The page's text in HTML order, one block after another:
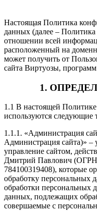
Настоящая Политика
данных (далее –
отношении всей
расположенный на
может получить от
сайта Виртуозы,
1.
1.1 В настоящей
используются следующие
1.1.1. «Администрация
Администрация сайта)» –
управление сайтом,
Дмитрий Павлович
784100319408), которые
обработку персональных
обработки персональных
данных, подлежащих
совершаемые с